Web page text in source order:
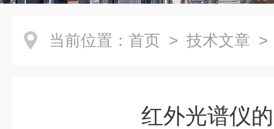
当前位置： 首页 > 技术文章 >
红外光谱仪